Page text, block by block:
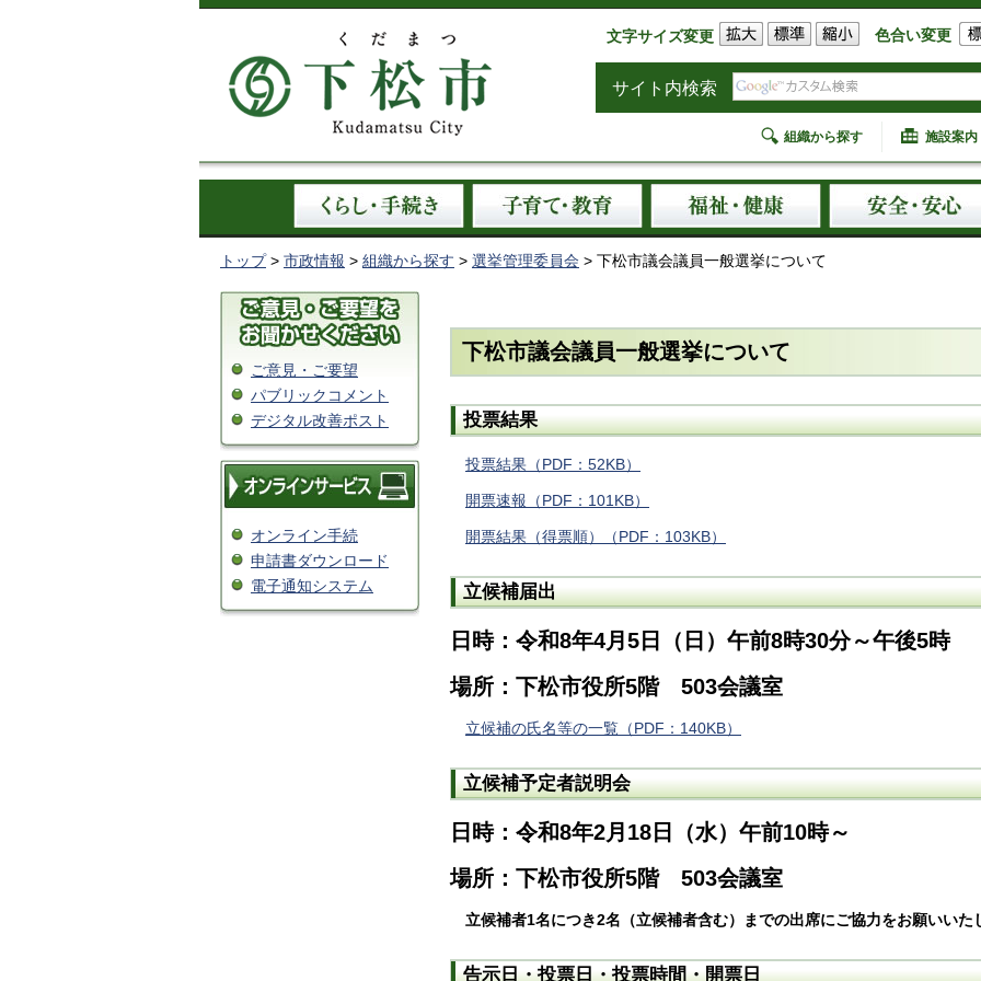
文字サイズ変更 色合い変更
サイト内検索
組織から探す 施設案内
トップ> 市政情報 > 組織から探す > 選挙管理委員会 > 下松市議会議員一般選挙について
ご意見・ご要望
パブリックコメント
デジタル改善ポスト
オンライン手続
申請書ダウンロード
電子通知システム
下松市議会議員一般選挙について
投票結果
投票結果（PDF：52KB）
開票速報（PDF：101KB）
開票結果（得票順）（PDF：103KB）
立候補届出
日時：令和8年4月5日（日）午前8時30分～午後5時
場所：下松市役所5階 503会議室
立候補の氏名等の一覧（PDF：140KB）
立候補予定者説明会
日時：令和8年2月18日（水）午前10時～
場所：下松市役所5階 503会議室
立候補者1名につき2名（立候補者含む）までの出席にご協力をお願いいた
告示日・投票日・投票時間・開票日